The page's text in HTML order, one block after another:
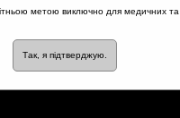
метою виключно для медичних
Так, я підтверджую.